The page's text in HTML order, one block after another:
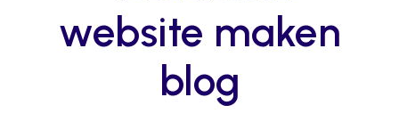
website maken
blog